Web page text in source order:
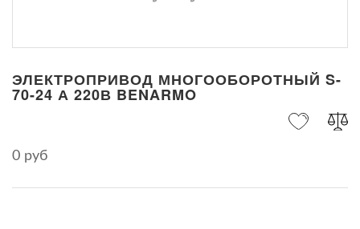
ЭЛЕКТРОПРИВОД МНОГООБОРОТНЫЙ S-
70-24 А 220В BENARMO
0 руб